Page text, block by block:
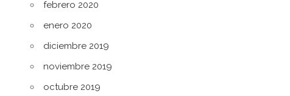
febrero 2020
enero 2020
diciembre 2019
noviembre 2019
octubre 2019